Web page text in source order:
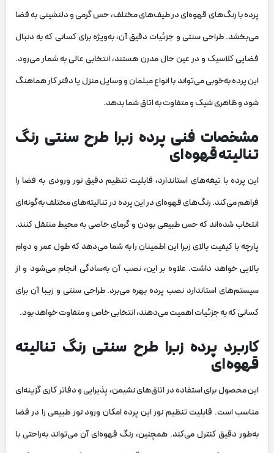
پرده با رنگ‌های قهوه‌ای در طیف‌های مختلف، حس گرمی و دلنشینی به فضا
می‌بخشد. طراحی سنتی و جزئیات دقیق آن، به‌ویژه برای کسانی که به دنبال
فضایی کلاسیک و در عین حال مدرن هستند، انتخابی عالی به شمار می‌رود.
این پرده به‌خوبی می‌تواند با انواع مبلمان و وسایل منزل یا دفتر کار هماهنگ
شود و ظاهری شیک و متفاوت به اتاق شما بدهد.
مشخصات فنی پرده زبرا طرح سنتی رنگ
تنالیته قهوه ای
این پرده با تیغه‌های استاندارد، قابلیت تنظیم دقیق نور ورودی به فضا را
فراهم می‌کند. رنگ‌های قهوه‌ای در این پرده در تنالیته‌های مختلف به‌گونه‌ای
انتخاب شده‌اند که حس طبیعی بودن و گرمای خاصی به محیط منتقل کنند.
پارچه با کیفیت بالای زبرا این اطمینان را به شما می‌دهد که طول عمر و دوام
بالایی خواهد داشت. علاوه بر این، نصب آن به‌سادگی انجام می‌شود و از
سیستم‌های استاندارد نصب پرده بهره می‌برد. طراحی سنتی و زیبا آن برای
کسانی که به جزئیات اهمیت می‌دهند، انتخابی خاص و متفاوت خواهد بود.
کاربرد پرده زبرا طرح سنتی رنگ تنالیته
قهوه ای
این محصول برای استفاده در اتاق‌های نشیمن، پذیرایی و دفاتر کاری گزینه‌ای
مناسب است. قابلیت تنظیم نور این پرده امکان ورود نور طبیعی را در فضا
به‌طور دقیق کنترل می‌کند. همچنین، رنگ قهوه‌ای آن می‌تواند به‌راحتی با